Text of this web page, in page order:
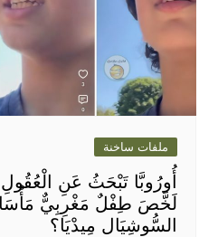
ملفات ساخنة
أُورُوبَّا تَبْحَثُ عَنِ
لَخَّصَ طِفْلٌ مَغْرِبِيٌّ
السُّوشِيَال مِيدْيَا؟